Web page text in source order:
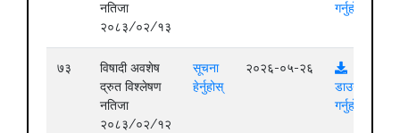
नतिजा
२०८३/०२/१३
गर्नुहोस्
७३
विषादी अवशेष
द्रुत विश्लेषण
नतिजा
२०८३/०२/१२
सूचना
हेर्नुहोस्
२०२६-०५-२६
डाउनलोड
गर्नुहोस्